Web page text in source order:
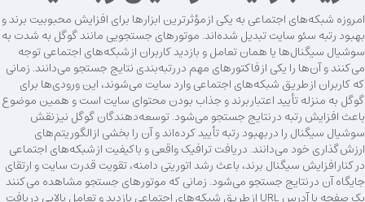
امروزه شبکه‌های اجتماعی به یکی از مؤثرترین ابزارها برای افزایش محبوبیت برند و
بهبود رتبه سئو سایت تبدیل شده‌اند. موتورهای جستجویی مانند گوگل به شدت به
سوشیال سیگنال‌ها یا همان تعامل و بازدید کاربران از شبکه‌های اجتماعی توجه
می‌کنند و آن‌ها را یکی از فاکتورهای مهم در رتبه‌بندی نتایج جستجو می‌دانند. زمانی
که کاربران از طریق شبکه‌های اجتماعی وارد سایت می‌شوند، این ورودی‌ها برای
گوگل به منزله تأیید اعتبار برند و جذاب بودن محتوای سایت است و همین موضوع
باعث افزایش رتبه در نتایج جستجو می‌شود. توسعه‌دهندگان گوگل نیز نقش
سوشیال سیگنال را در بهبود رتبه تأیید کرده‌اند و آن را بخشی از الگوریتم‌های
ارزش‌گذاری خود می‌دانند. دریافت ترافیک واقعی و باکیفیت از شبکه‌های اجتماعی
در کنار افزایش سیگنال برند، باعث رشد اتوریتی دامنه، تقویت قدرت سایت و ارتقای
جایگاه آن در نتایج جستجو می‌شود. زمانی که موتورهای جستجو مشاهده می‌کنند